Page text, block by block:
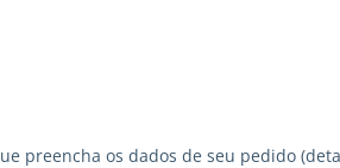
preencha os dados de seu pedido